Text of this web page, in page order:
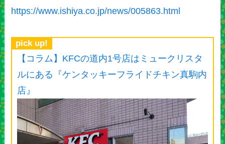
https://www.ishiya.co.jp/news/005863.html
pick up!
【コラム】KFCの道内1号店はミュークリスタ
ルにある『ケンタッキーフライドチキン真駒内
店』